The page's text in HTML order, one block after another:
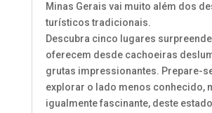
Minas Gerais vai muito além dos
turísticos tradicionais.
Descubra cinco lugares
oferecem desde cachoeiras
grutas impressionantes. Prepare-
explorar o lado menos conhecido,
igualmente fascinante, deste estado